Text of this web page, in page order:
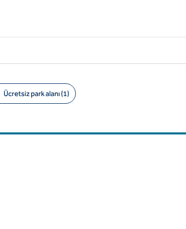
Ücretsiz park alanı (1)